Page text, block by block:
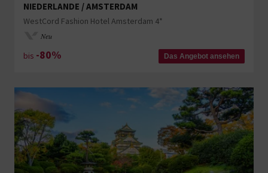
NIEDERLANDE / AMSTERDAM
WestCord Fashion Hotel Amsterdam 4*
Neu
bis -80% Das Angebot ansehen